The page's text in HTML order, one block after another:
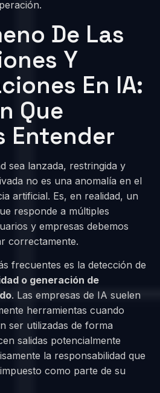
De Las
Y
En IA:
Que
Entender
sea lanzada, restringida y
no es una anomalía en el
artificial. Es, en realidad, un
responde a múltiples
y empresas debemos
correctamente.
frecuentes es la detección de
o generación de
. Las empresas de IA suelen
herramientas cuando
ser utilizadas de forma
salidas potencialmente
la responsabilidad que
como parte de su